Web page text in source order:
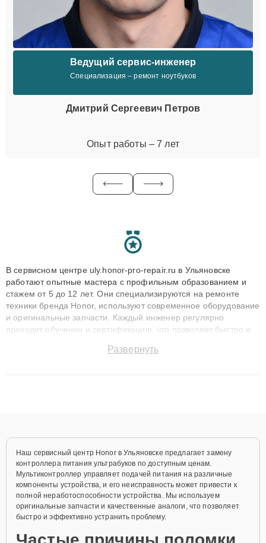
Ведущий сервис-инженер
Специализация – ремонт ноутбуков
Дмитрий Сергеевич Петров
Опыт работы – 7 лет
В сервисном центре uly.honor-pro-repair.ru в Ульяновске
работают опытные мастера с профильным образованием и
стажем от 5 до 12 лет. Они специализируются на ремонте
техники бренда Honor, используют современное оборудование
и оригинальные запчасти. Каждый инженер регулярно
проходит обучение и сертификацию, что позволяет быстро и
сохранением гарантии до 3 лет. Наши мастера решают
Развернуть
Наш сервисный центр Honor в Ульяновске предлагает замену
контроллера питания ультрабуков по доступным ценам.
Мультиконтроллер управляет подачей питания на различные
компоненты устройства, и его неисправность может привести к
полной неработоспособности устройства. Мы используем
оригинальные запчасти и качественные аналоги, что позволяет
быстро и эффективно устранить проблему.